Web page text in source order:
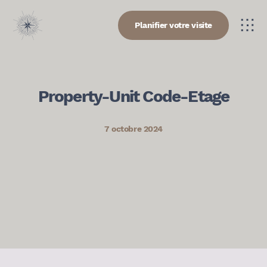
Planifier votre visite
Property-Unit Code-Etage
7 octobre 2024